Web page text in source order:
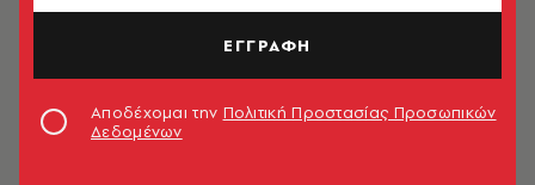
ΕΓΓΡΑΦΗ
Αποδέχομαι την Πολιτική Προστασίας Προσωπικών
Δεδομένων